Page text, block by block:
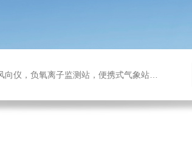
氧离子监测站，便携式气象站，水位监测站